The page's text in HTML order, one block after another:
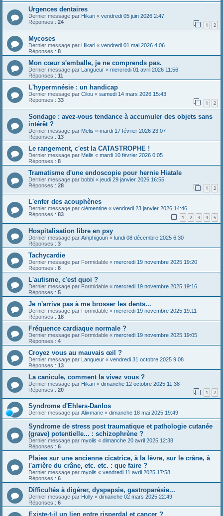
Urgences dentaires
Dernier message par Hikari « vendredi 05 juin 2026 2:47
Réponses : 24 1 2
Mycoses
Dernier message par Hikari « vendredi 01 mai 2026 4:06
Réponses : 8
Mon cœur s'emballe, je ne comprends pas.
Dernier message par Langueur « mercredi 01 avril 2026 11:56
Réponses : 11
L'hypermnésie : un handicap
Dernier message par Cilou « samedi 14 mars 2026 15:43
Réponses : 33 1 2
Sondage : avez-vous tendance à accumuler des objets sans
intérêt ?
Dernier message par Melis « mardi 17 février 2026 23:07
Réponses : 13
Le rangement, c'est la CATASTROPHE !
Dernier message par Melis « mardi 10 février 2026 0:05
Réponses : 8
Tramatisme d'une endoscopie pour hernie Hiatale
Dernier message par bobbi « jeudi 29 janvier 2026 16:55
Réponses : 28 1 2
L'enfer des acouphènes
Dernier message par clémentine « vendredi 23 janvier 2026 14:46
Réponses : 83 1 2 3 4 5
Hospitalisation libre en psy
Dernier message par Amphigouri « lundi 08 décembre 2025 6:30
Réponses : 3
Tachycardie
Dernier message par Formidable « mercredi 19 novembre 2025 19:20
Réponses : 8
L'autisme, c'est quoi ?
Dernier message par Formidable « mercredi 19 novembre 2025 19:16
Réponses : 5
Je n'arrive pas à me brosser les dents...
Dernier message par Formidable « mercredi 19 novembre 2025 19:11
Réponses : 18
Fréquence cardiaque normale ?
Dernier message par Formidable « mercredi 19 novembre 2025 19:05
Réponses : 4
Croyez vous au mauvais œil ?
Dernier message par Langueur « vendredi 31 octobre 2025 9:08
Réponses : 13
La canicule, comment la vivez vous ?
Dernier message par Hikari « dimanche 12 octobre 2025 11:38
Réponses : 20 1 2
Syndrome d'Ehlers-Danlos
Dernier message par Alixmarie « dimanche 18 mai 2025 19:49
Syndrome de stress post traumatique et pathologie cutanée
(grave) potentielle... : schizophrène ?
Dernier message par myolis « dimanche 20 avril 2025 12:38
Réponses : 6
Plaies sur une ancienne cicatrice, à la lèvre, sur le crâne, à
l'arrière du crâne, etc. etc. : que faire ?
Dernier message par myolis « vendredi 11 avril 2025 17:58
Réponses : 6
Difficultés à digérer, dyspepsie, gastroparésie...
Dernier message par Holly « dimanche 02 mars 2025 22:49
Réponses : 6
Existe-t-il un lien entre risperdal et cancer ?